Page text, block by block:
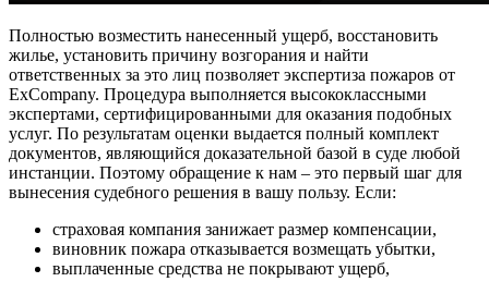
Полностью возместить нанесенный ущерб, восстановить
жилье, установить причину возгорания и найти
ответственных за это лиц позволяет экспертиза пожаров от
ExCompany. Процедура выполняется высококлассными
экспертами, сертифицированными для оказания подобных
услуг. По результатам оценки выдается полный комплект
документов, являющийся доказательной базой в суде любой
инстанции. Поэтому обращение к нам – это первый шаг для
вынесения судебного решения в вашу пользу. Если:
страховая компания занижает размер компенсации,
виновник пожара отказывается возмещать убытки,
выплаченные средства не покрывают ущерб,